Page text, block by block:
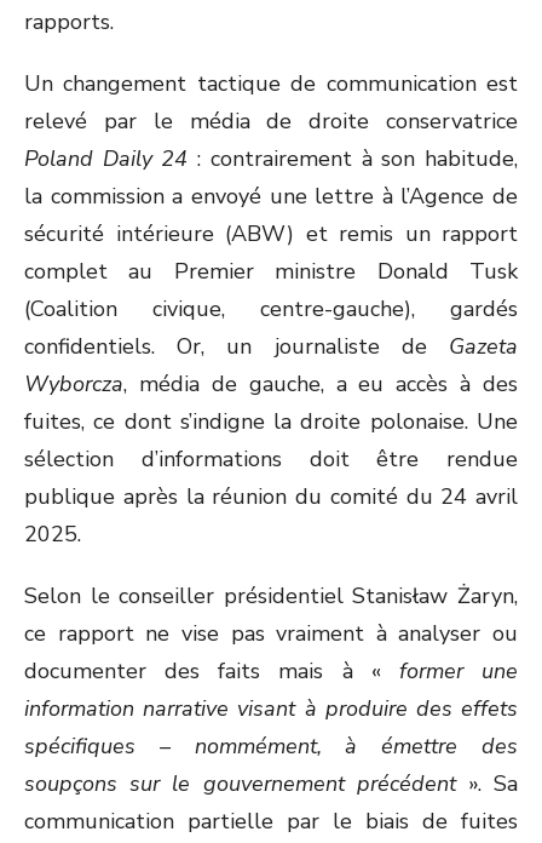
rapports.
Un changement tactique de communication est
relevé par le média de droite conservatrice
Poland Daily 24 : contrairement à son habitude,
la commission a envoyé une lettre à l’Agence de
sécurité intérieure (ABW) et remis un rapport
complet au Premier ministre Donald Tusk
(Coalition civique, centre-gauche), gardés
confidentiels. Or, un journaliste de Gazeta
Wyborcza, média de gauche, a eu accès à des
fuites, ce dont s’indigne la droite polonaise. Une
sélection d’informations doit être rendue
publique après la réunion du comité du 24 avril
2025.
Selon le conseiller présidentiel Stanisław Żaryn,
ce rapport ne vise pas vraiment à analyser ou
documenter des faits mais à « former une
information narrative visant à produire des effets
spécifiques – nommément, à émettre des
soupçons sur le gouvernement précédent». Sa
communication partielle par le biais de fuites